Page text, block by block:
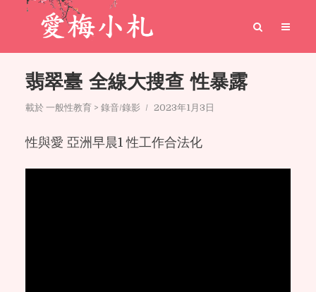
翡翠臺 全線大搜查 性暴露
載於 一般性教育 > 錄音/錄影 2023年1月3日
性與愛 亞洲早晨1 性工作合法化